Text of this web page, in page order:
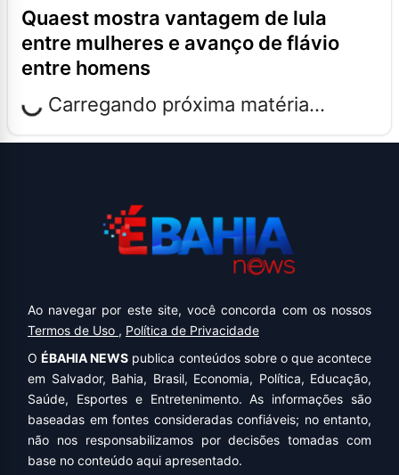
quaest mostra vantagem de lula
entre mulheres e avanço de flávio
entre homens
Carregando próxima matéria...
Ao navegar por este site, você concorda com os nossos
Termos de Uso , Política de Privacidade
OÉBAHIA NEWS publica conteúdos sobre o que acontece
em Salvador, Bahia, Brasil, Economia, Política, Educação,
Saúde, Esportes e Entretenimento. As informações são
baseadas em fontes consideradas confiáveis; no entanto,
não nos responsabilizamos por decisões tomadas com
base no conteúdo aqui apresentado.